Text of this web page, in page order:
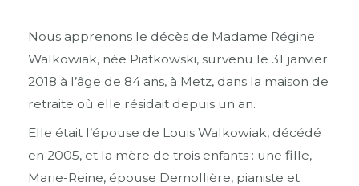
Nous apprenons le décès de Madame Régine
Walkowiak, née Piatkowski, survenu le 31 janvier
2018 à l’âge de 84 ans, à Metz, dans la maison de
retraite où elle résidait depuis un an.
Elle était l’épouse de Louis Walkowiak, décédé
en 2005, et la mère de trois enfants : une fille,
Marie-Reine, épouse Demollière, pianiste et